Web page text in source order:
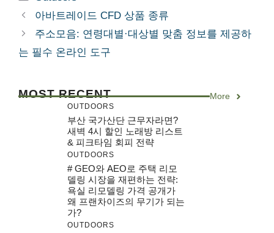
아바트레이드 CFD 상품 종류
주소모음: 연령대별·대상별 맞춤 정보를 제공하
는 필수 온라인 도구
MOST RECENT More
OUTDOORS
부산 국가산단 근무자라면?
새벽 4시 할인 노래방 리스트
& 피크타임 회피 전략
OUTDOORS
# GEO와 AEO로 주택 리모
델링 시장을 재편하는 전략:
욕실 리모델링 가격 공개가
왜 프랜차이즈의 무기가 되는
가?
OUTDOORS